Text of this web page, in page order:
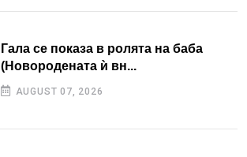
Гала се показа в ролята на баба
(Новородената ѝ вн...
AUGUST 07, 2026